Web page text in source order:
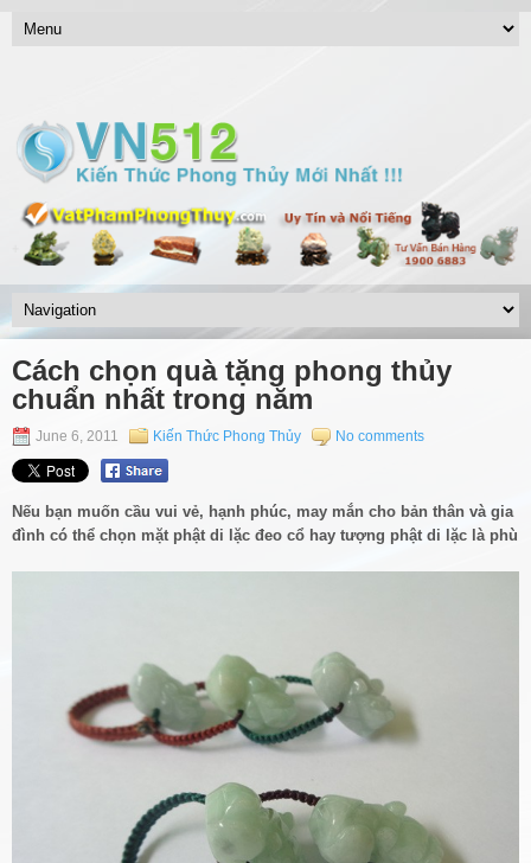
Cách chọn quà tặng phong thủy
chuẩn nhất trong năm
June 6, 2011 Kiến Thức Phong Thủy No comments
Nếu bạn muốn cầu vui vẻ, hạnh phúc, may mắn cho bản thân và gia
đình có thể chọn mặt phật di lặc đeo cổ hay tượng phật di lặc là phù